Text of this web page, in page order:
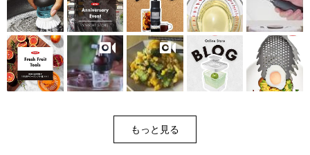
もっと見る